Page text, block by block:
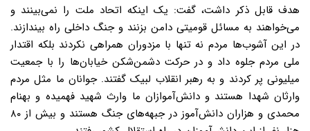
هدف قابل ذکر داشت، گفت: یک اینکه اتحاد ملت را نمی‌بینند و
می‌خواهند به مسائل قومیتی دامن بزنند و جنگ داخلی راه بیندازند.
در این آشوب‌ها مردم نه تنها با مزدوران همراهی نکردند بلکه اقتدار
ملی مردم جلوه داد و در حرکت دشمن‌شکن خیابان‌ها را با جمعیت
میلیونی پر کردند و به رهبر انقلاب لبیک گفتند. جوانان ما مثل مردم
وارثان شهدا هستند و دانش‌‌آموازان ما وارث شهید فهمیده و بهنام
محمدی و هزاران دانش‌آموز در جبهه‌های جنگ هستند و بیش از ۸۰